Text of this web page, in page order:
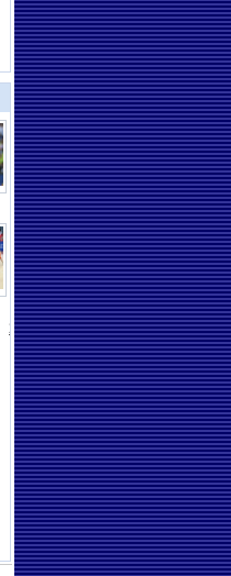
2026 |世界杯-哈兰德86分绝杀努萨世界